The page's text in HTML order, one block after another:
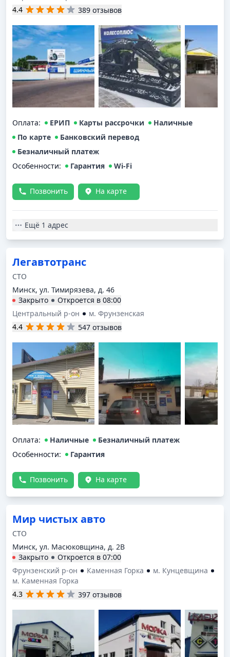
4.4
389 отзывов
Оплата: ЕРИП Карты рассрочки
Наличные
По карте
Банковский перевод
Безналичный платеж
Особенности:
Гарантия Wi-Fi
Позвонить На карте
Ещё 1 адрес
Легавтотранс
СТО
Минск, ул. Тимирязева, д. 46
Закрыто
Откроется в 08:00
Центральный р-он
м. Фрунзенская
4.4
547 отзывов
Оплата: Наличные
Безналичный платеж
Особенности:
Гарантия
Позвонить На карте
Мир чистых авто
СТО
Минск, ул. Масюковщина, д. 2В
Закрыто
Откроется в 07:00
Фрунзенский р-он
Каменная Горка
м. Кунцевщина
м. Каменная Горка
4.3
397 отзывов